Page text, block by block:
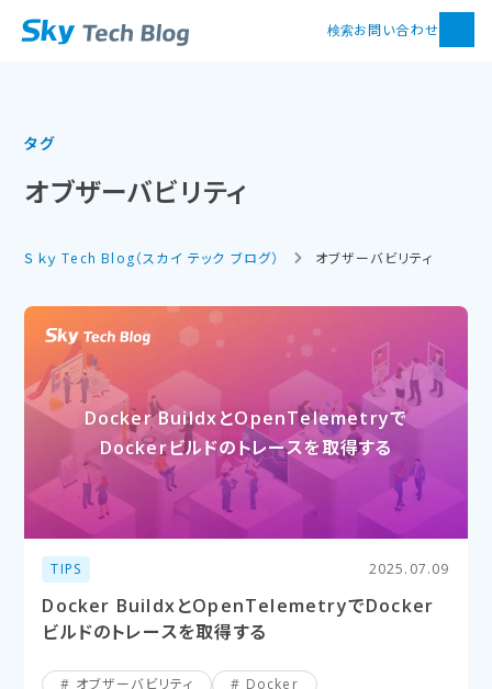
検索お問い合わせ
タグ
オブザーバビリティ
Ｓｋｙ Tech Blog（スカイ テック ブログ） オブザーバビリティ
Docker Buildxと​OpenTelemetryで​
Dockerビルドの​トレースを​取得する
TIPS 2025.07.09
Docker BuildxとOpenTelemetryでDocker
ビルドのトレースを取得する
オブザーバビリティ
Docker